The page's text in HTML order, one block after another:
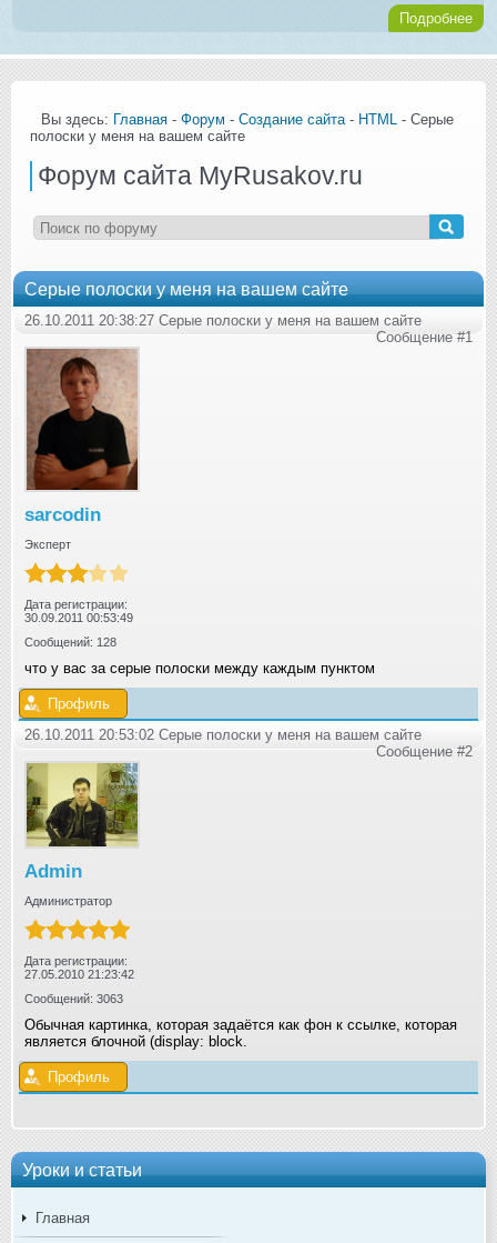
Подробнее
Уроки и статьи
Главная
Вы здесь: Главная - Форум - Создание сайта - HTML - Серые
полоски у меня на вашем сайте
Форум сайта MyRusakov.ru
Серые полоски у меня на вашем сайте
26.10.2011 20:38:27 Серые полоски у меня на вашем сайте
Сообщение #1
sarcodin
Эксперт
Дата регистрации:
30.09.2011 00:53:49
Сообщений: 128
что у вас за серые полоски между каждым пунктом
Профиль
26.10.2011 20:53:02 Серые полоски у меня на вашем сайте
Сообщение #2
Admin
Администратор
Дата регистрации:
27.05.2010 21:23:42
Сообщений: 3063
Обычная картинка, которая задаётся как фон к ссылке, которая
является блочной (display: block
Профиль